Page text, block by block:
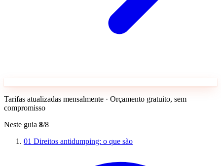
Tarifas atualizadas mensalmente · Orçamento gratuito, sem
compromisso
Neste guia 8/8
01 Direitos antidumping: o que são